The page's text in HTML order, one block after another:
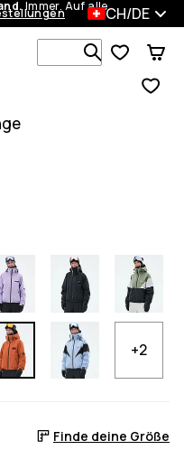
Immer. Auf alleCH/DE
+2
Finde deine Größe